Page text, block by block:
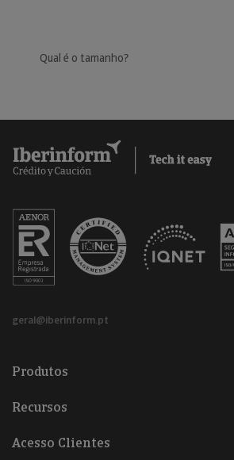
Qual é o tamanho?
geral@iberinform.pt
Produtos
Recursos
Acesso Clientes